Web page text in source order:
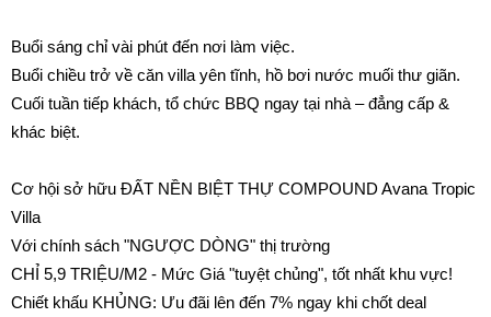
Buổi sáng chỉ vài phút đến nơi làm việc.
Buổi chiều trở về căn villa yên tĩnh, hồ bơi nước muối thư giãn.
Cuối tuần tiếp khách, tổ chức BBQ ngay tại nhà – đẳng cấp &
khác biệt.
Cơ hội sở hữu ĐẤT NỀN BIỆT THỰ COMPOUND Avana Tropic
Villa
Với chính sách "NGƯỢC DÒNG" thị trường
CHỈ 5,9 TRIỆU/M2 - Mức Giá "tuyệt chủng", tốt nhất khu vực!
Chiết khấu KHỦNG: Ưu đãi lên đến 7% ngay khi chốt deal